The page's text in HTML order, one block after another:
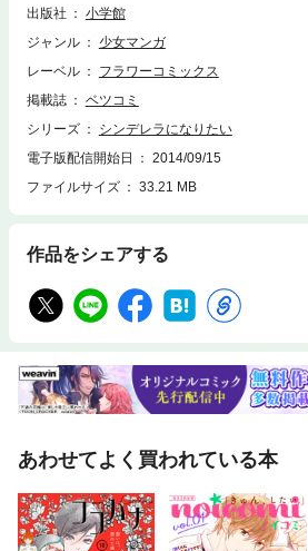
出版社
小学館
ジャンル
少女マンガ
レーベル
フラワーコミックス
掲載誌
ベツコミ
シリーズ
シンデレラになりたい
電子版配信開始日
2014/09/15
ファイルサイズ
33.21 MB
作品をシェアする
あわせてよく買われている本